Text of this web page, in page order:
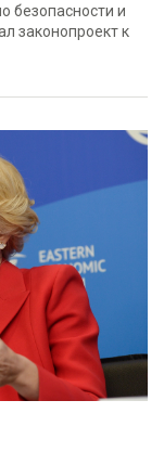
безопасности и
законопроект к